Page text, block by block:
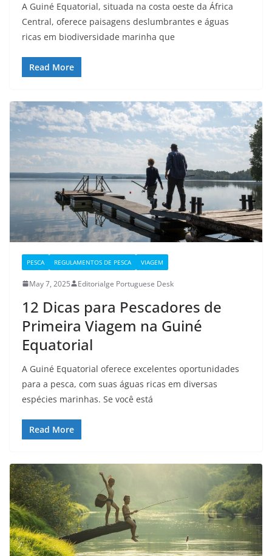
A Guiné Equatorial, situada na costa oeste da África
Central, oferece paisagens deslumbrantes e águas
ricas em biodiversidade marinha que
Read More
PESCA REGULAMENTOS DE PESCA VIAGEM
May 7, 2025 Editorialge Portuguese Desk
12 Dicas para Pescadores de
Primeira Viagem na Guiné
Equatorial
A Guiné Equatorial oferece excelentes oportunidades
para a pesca, com suas águas ricas em diversas
espécies marinhas. Se você está
Read More